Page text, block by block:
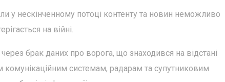
у нескінченному потоці контенту та новин неможливо
на війні.
брак даних про ворога, що знаходився на відстані
комунікаційним системам, радарам та супутниковим